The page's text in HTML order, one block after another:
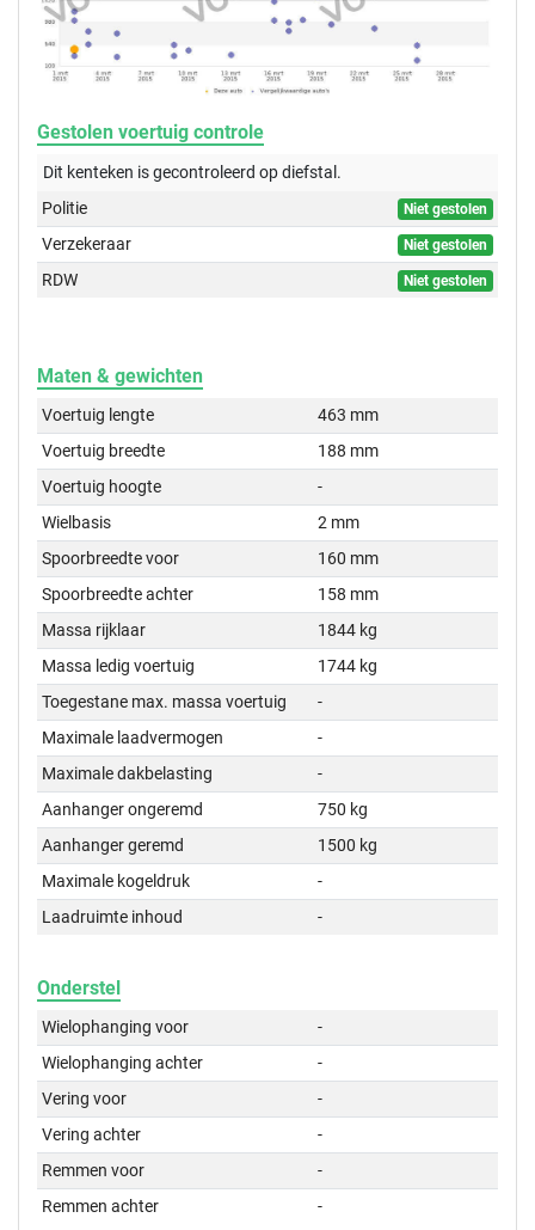
Gestolen voertuig controle
Dit kenteken is gecontroleerd opdiefstal.
Politie
Niet gestolen
Verzekeraar Niet gestolen
RDW Niet gestolen
Maten & gewichten
Voertuig lengte
463 mm
Voertuig breedte
188 mm
Voertuig hoogte
-
Wielbasis
2 mm
Spoorbreedte voor
160 mm
Spoorbreedte achter
158 mm
Massa rijklaar
1844 kg
Massa ledig voertuig
1744 kg
Toegestane max. massa voertuig
-
Maximale laadvermogen
-
Maximale dakbelasting
-
Aanhanger ongeremd
750 kg
Aanhanger geremd
1500 kg
Maximale kogeldruk
-
Laadruimte inhoud
-
Onderstel
Wielophanging voor
-
Wielophanging achter
-
Vering voor
-
Vering achter
-
Remmen voor
-
Remmen achter
-